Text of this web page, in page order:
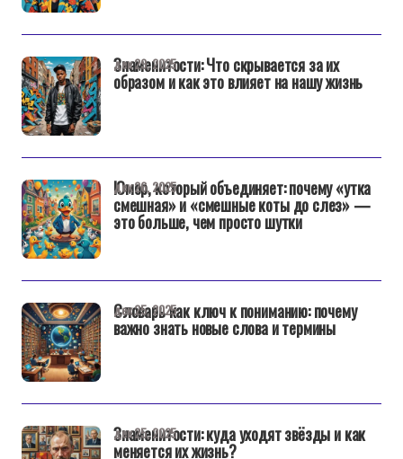
Знаменитости: Что скрывается за их
образом и как это влияет на нашу жизнь
дек 29, 2025
Юмор, который объединяет: почему «утка
смешная» и «смешные коты до слез» —
это больше, чем просто шутки
дек 26, 2025
Словарь как ключ к пониманию: почему
важно знать новые слова и термины
дек 25, 2025
Знаменитости: куда уходят звёзды и как
меняется их жизнь?
дек 25, 2025